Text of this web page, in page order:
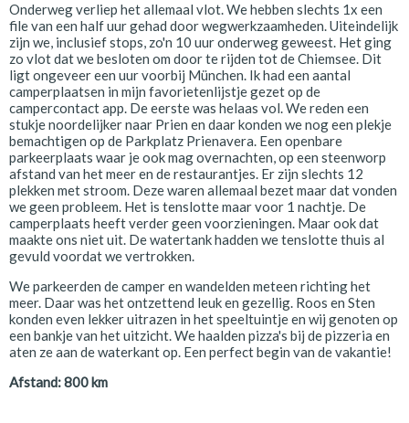
Onderweg verliep het allemaal vlot. We hebben slechts 1x een
file van een half uur gehad door wegwerkzaamheden. Uiteindelijk
zijn we, inclusief stops, zo'n 10 uur onderweg geweest. Het ging
zo vlot dat we besloten om door te rijden tot de Chiemsee. Dit
ligt ongeveer een uur voorbij München. Ik had een aantal
camperplaatsen in mijn favorietenlijstje gezet op de
campercontact app. De eerste was helaas vol. We reden een
stukje noordelijker naar Prien en daar konden we nog een plekje
bemachtigen op de Parkplatz Prienavera. Een openbare
parkeerplaats waar je ook mag overnachten, op een steenworp
afstand van het meer en de restaurantjes. Er zijn slechts 12
plekken met stroom. Deze waren allemaal bezet maar dat vonden
we geen probleem. Het is tenslotte maar voor 1 nachtje. De
camperplaats heeft verder geen voorzieningen. Maar ook dat
maakte ons niet uit. De watertank hadden we tenslotte thuis al
gevuld voordat we vertrokken.
We parkeerden de camper en wandelden meteen richting het
meer. Daar was het ontzettend leuk en gezellig. Roos en Sten
konden even lekker uitrazen in het speeltuintje en wij genoten op
een bankje van het uitzicht. We haalden pizza's bij de pizzeria en
aten ze aan de waterkant op. Een perfect begin van de vakantie!
Afstand:800km